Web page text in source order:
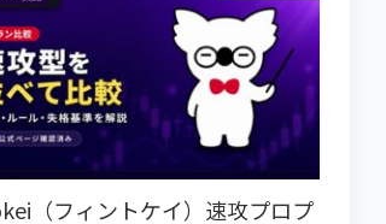
（フィントケイ）速攻プロプ